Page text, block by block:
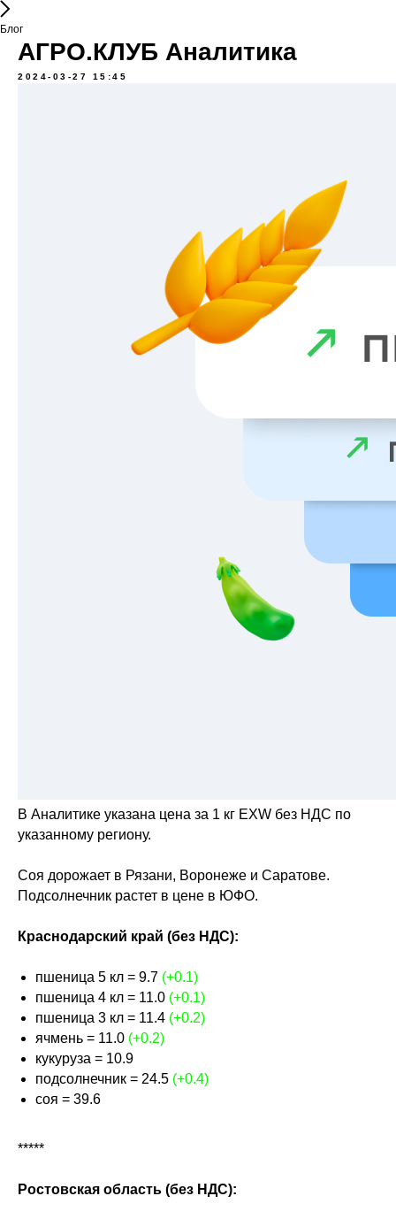
Блог
АГРО.КЛУБ Аналитика
2024-03-27 15:45
В Аналитике указана цена за 1 кг EXW без НДС по
указанному региону.
Соя дорожает в Рязани, Воронеже и Саратове.
Подсолнечник растет в цене в ЮФО.
Краснодарский край (без НДС):
пшеница 5 кл = 9.7 (+0.1)
пшеница 4 кл = 11.0 (+0.1)
пшеница 3 кл = 11.4 (+0.2)
ячмень = 11.0 (+0.2)
кукуруза = 10.9
подсолнечник = 24.5 (+0.4)
соя = 39.6
*****
Ростовская область (без НДС):